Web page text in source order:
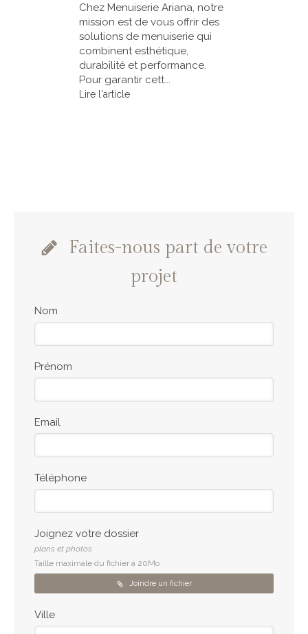
Chez Menuiserie Ariana, notre
mission est de vous offrir des
solutions de menuiserie qui
combinent esthétique,
durabilité et performance.
Pour garantir cett...
Lire l'article
Faites-nous part de votre
projet
Nom
Prénom
Email
Téléphone
Joignez votre dossier
plans et photos
Taille maximale du fichier à 20Mo
Joindre un fichier
Ville